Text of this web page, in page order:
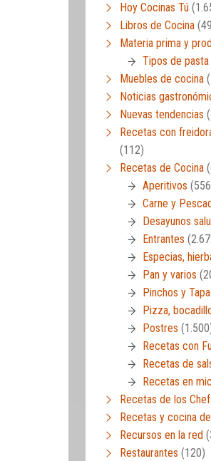
Hoy Cocinas Tú
Libros de Cocina
Materia prima y
Tipos de pasta
Muebles de cocina
Noticias
Nuevas tendencias
Recetas con
(112)
Recetas de Cocina
Aperitivos
Carne y
Desayunos
Entrantes
Especias,
Pan y varios
Pinchos y
Pizza,
Postres
Recetas con
Recetas de
Recetas en
Recetas de los
Recetas y cocina
Recursos en la red
Restaurantes (120)